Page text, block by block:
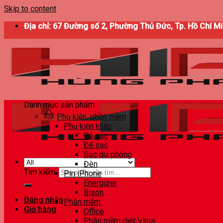
Skip to content
Địa chỉ: 67 Đường số 2, Phường Thủ Đức, Tp. Hồ Chí
Tìm kiếm:
Đăng nhập
Giỏ hàng
Danh mục sản phẩm
Phụ kiện, phần mềm
Phụ kiện khác
Củ sạc
Đế sạc
Sạc dự phòng
Đèn
Pin iPhone
Energizer
Bison
Phần mềm
Office
Phần mềm diệt Virus